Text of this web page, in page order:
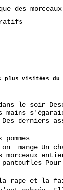
des morceaux
plus visitées du
dans le soir
mains
derniers
pommes
on mange Un
morceaux
pantoufles
rage et la